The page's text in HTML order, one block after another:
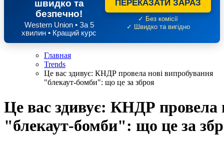
швидко та
безпечно!
Western Union • За 5
хвилин • Кращий курс
ПЕРЕКАЗАТИ ЗАРАЗ
✓ Без комісії
✓ Швидко та вигідно
Главная
Trends
Це вас здивує: КНДР провела нові випробування
"блекаут-бомби": що це за зброя
Це вас здивує: КНДР провела
"блекаут-бомби": що це за